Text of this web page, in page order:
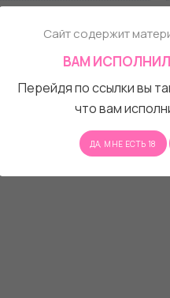
Сайт содержит
ВАМ
Перейдя по ссылки вы
что вам
ДА, МНЕ ЕСТЬ 18